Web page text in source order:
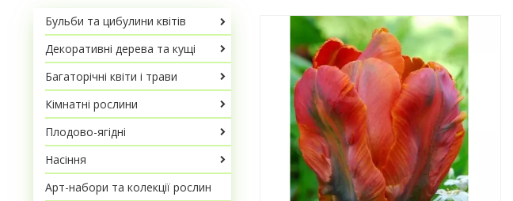
Бульби та цибулини квітів
Декоративні дерева та кущі
Багаторічні квіти і трави
Кімнатні рослини
Плодово-ягідні
Насіння
Арт-набори та колекції рослин